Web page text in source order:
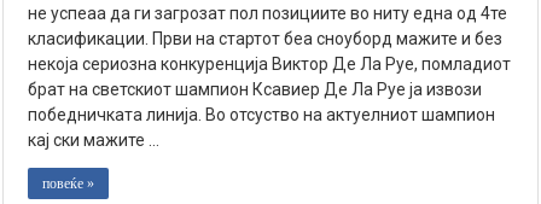
не успеаа да ги загрозат пол позициите во ниту една од 4те
класификации. Први на стартот беа сноуборд мажите и без
некоја сериозна конкуренција Виктор Де Ла Руе, помладиот
брат на светскиот шампион Ксавиер Де Ла Руе ја извози
победничката линија. Во отсуство на актуелниот шампион
кај ски мажите …
повеќе »